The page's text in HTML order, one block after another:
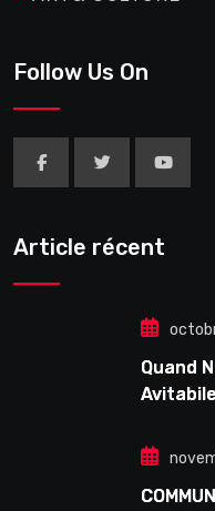
Follow Us On
Article récent
Quand